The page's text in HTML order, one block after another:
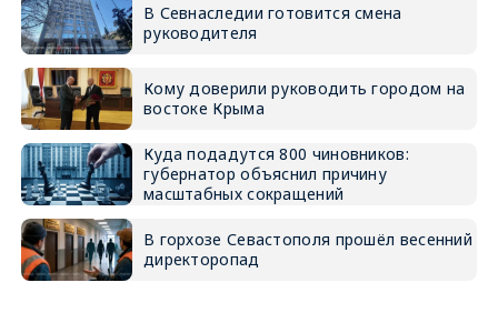
В Севнаследии готовится смена
руководителя
Кому доверили руководить городом на
востоке Крыма
Куда подадутся 800 чиновников:
губернатор объяснил причину
масштабных сокращений
В горхозе Севастополя прошёл весенний
директоропад